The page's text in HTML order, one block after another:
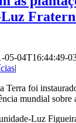
05-04T16:44:49-
|
Terra foi
mundial sobre